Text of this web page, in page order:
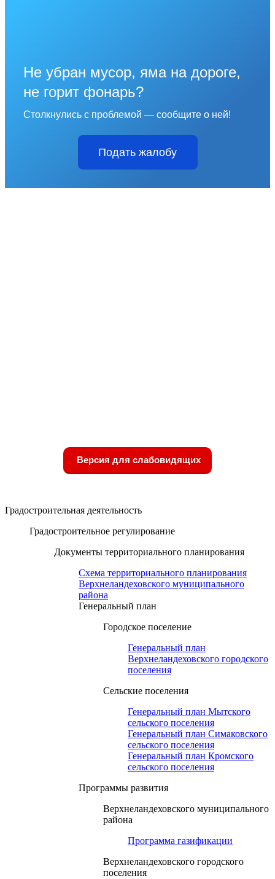
Не убран мусор, яма на дороге,
не горит фонарь?
Столкнулись с проблемой — сообщите о ней!
Подать жалобу
Версия для слабовидящих
Градостроительная деятельность
Градостроительное регулирование
Документы территориального планирования
Схема территориального планирования
Верхнеландеховского муниципального
района
Генеральный план
Городское поселение
Генеральный план
Верхнеландеховского городского
поселения
Сельские поселения
Генеральный план Мытского
сельского поселения
Генеральный план Симаковского
сельского поселения
Генеральный план Кромского
сельского поселения
Программы развития
Верхнеландеховского муниципального
района
Программа газификации
Верхнеландеховского городского
поселения